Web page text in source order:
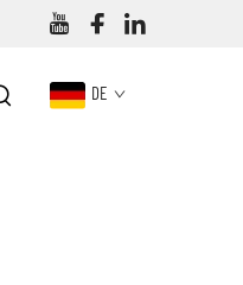
DE